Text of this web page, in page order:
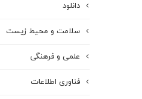
دانلود
سلامت و محیط زیست
علمی و فرهنگی
فناوری اطلاعات